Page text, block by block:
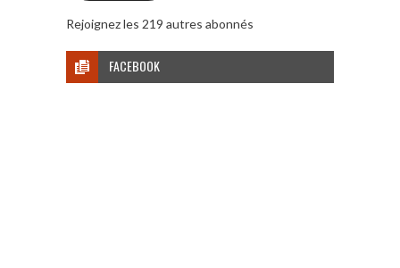
Rejoignez les 219 autres abonnés
FACEBOOK